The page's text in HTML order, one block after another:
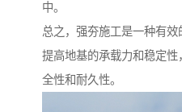
中。
总之，强夯施工是一种有
提高地基的承载力和稳定
全性和耐久性。